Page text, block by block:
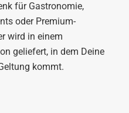
für Gastronomie,
oder Premium-
wird in einem
geliefert, in dem Deine
kommt.